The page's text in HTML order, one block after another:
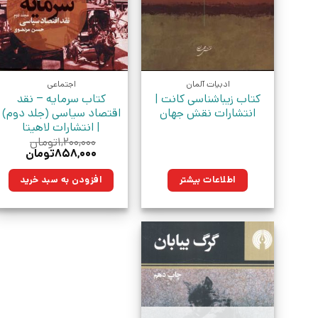
ادبیات آلمان
کتاب زیباشناسی کانت |
انتشارات نقش جهان
اطلاعات بیشتر
اجتماعی
کتاب سرمایه – نقد
اقتصاد سیاسی (جلد دوم)
| انتشارات لاهیتا
۱,۲۰۰,۰۰۰تومان
قیمت
۱,۲۰۰,۰۰۰تومان
بود.
۸۵۸,۰۰۰تومانقیمت
افزودن به سبد خرید